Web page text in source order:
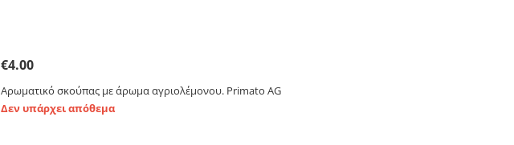
€4.00
Αρωματικό σκούπας με άρωμα αγριολέμονου. Primato AG
Δεν υπάρχει απόθεμα